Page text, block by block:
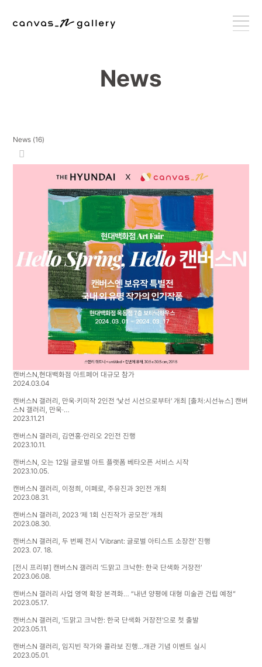
News
News (16)
캔버스N,현대백화점 아트페어 대규모 참가
2024.03.04
캔버스N 갤러리, 만욱·키미작 2인전 ‘낯선 시선으로부터’ 개최 [출처:시선뉴스] 캔버
스N 갤러리, 만욱·…
2023.11.21
캔버스N 갤러리, 김연홍·안리오 2인전 진행
2023.10.11.
캔버스N, 오는 12일 글로벌 아트 플랫폼 베타오픈 서비스 시작
2023.10.05.
캔버스N 갤러리, 이정희, 이페로, 주유진과 3인전 개최
2023.08.31.
캔버스N 갤러리, 2023 ‘제 1회 신진작가 공모전’ 개최
2023.08.30.
캔버스N 갤러리, 두 번째 전시 ‘Vibrant: 글로벌 아티스트 소장전’ 진행
2023. 07. 18.
[전시 프리뷰] 캔버스N 갤러리 ‘드맑고 크낙한: 한국 단색화 거장전’
2023.06.08.
캔버스N 갤러리 사업 영역 확장 본격화… “내년 양평에 대형 미술관 건립 예정”
2023.05.17.
캔버스N 갤러리, '드맑고 크낙한: 한국 단색화 거장전'으로 첫 출발
2023.05.11.
캔버스N 갤러리, 임지빈 작가와 콜라보 진행...개관 기념 이벤트 실시
2023.05.01.